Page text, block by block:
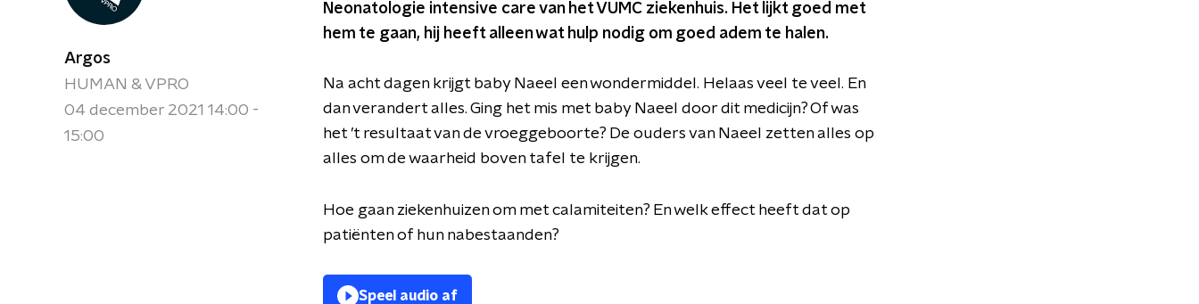
Argos
HUMAN & VPRO
04 december 2021 14:00 -
15:00
Neonatologie intensive care van het VUMC ziekenhuis. Het lijkt goed met
hem te gaan, hij heeft alleen wat hulp nodig om goed adem te halen.
Na acht dagen krijgt baby Naeel een wondermiddel. Helaas veel te veel. En
dan verandert alles. Ging het mis met baby Naeel door dit medicijn? Of was
het ’t resultaat van de vroeggeboorte? De ouders van Naeel zetten alles op
alles om de waarheid boven tafel te krijgen.
Hoe gaan ziekenhuizen om met calamiteiten? En welk effect heeft dat op
patiënten of hun nabestaanden?
Speel audio af